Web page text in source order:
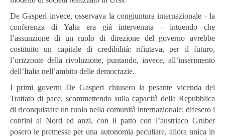
De Gasperi invece, osservava la congiuntura internazionale - la
conferenza di Yalta era già intervenuta - intuendo che
l’assunzione di un ruolo di direzione del governo avrebbe
costituito un capitale di credibilità: rifiutava, per il futuro,
l’orizzonte della rivoluzione, puntando, invece, all’inserimento
dell’Italia nell’ambito delle democrazie.
I primi governi De Gasperi chiusero la pesante vicenda del
Trattato di pace, scommettendo sulla capacità della Repubblica
di riconquistare un ruolo nella comunità internazionale; difesero i
confini al Nord ed anzi, con il patto con l’austriaco Gruber
posero le premesse per una autonomia peculiare, allora unica in